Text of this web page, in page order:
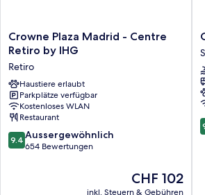
Crowne
Plaza
-
Centre
Retiro
by
IHG
Retiro
Crowne Plaza Madrid - Centre
Retiro by IHG
Retiro
Haustiere erlaubt
Parkplätze verfügbar
Kostenloses WLAN
Restaurant
9.4
von
9.4 Aussergewöhnlich
654 Bewertungen
Der
Preis
CHF 102
inkl. Steuern & Gebühren